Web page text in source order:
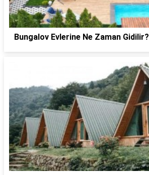
Bungalov Evlerine Ne Zaman Gidilir?